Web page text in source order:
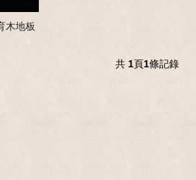
木地板
共 1頁1條記錄